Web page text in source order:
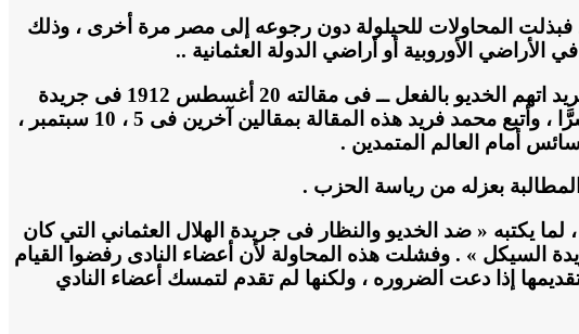
فبذلت المحاولات للحيلولة دون رجوعه إلى مصر مرة أخرى ، وذلك
الأوروبية أو أراضي الدولة العثمانية ..
ويؤكد أحمد شفيق باشا فى الجزء الثالث من مذكراته فى نصف قرن ، ضمن أحداث عام 1912 ، أن محمد فريد اتهم الخديو بالفعل ــ فى مقالته 20 أغسطس 1912 فى جريدة
السييكل الفرنسية ، بالعمل ضد كيان الدولة وضد عرش الخلافة بالاتفاق مع انجلترا نظير اعترافه بالحماية سرَّا ، وأتبع محمد فريد هذه المقالة بمقالين آخرين فى 5 ، 10 سبتمبر ،
أمام العالم المتمدين .
بعزله من رياسة الحزب .
يكتبه « ضد الخديو والنظار فى جريدة الهلال العثماني التي كان
السيكل » . وفشلت هذه المحاولة لأن أعضاء النادى رفضوا القيام
إذا دعت الضروره ، ولكنها لم تقدم لتمسك أعضاء النادي